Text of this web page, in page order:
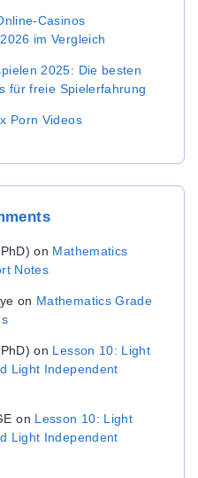
Casinos
im Vergleich
2025: Die besten
für freie Spielerfahrung
Porn Videos
on Mathematics
Notes
on Mathematics Grade
on Lesson 10: Light
Light Independent
on Lesson 10: Light
Light Independent